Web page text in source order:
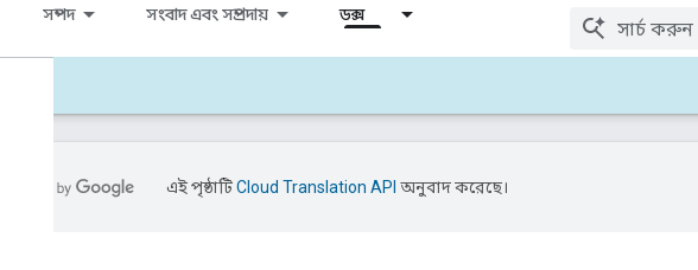
সম্পদ সংবাদ এবং সম্প্রদায় ডক্স
এই পৃষ্ঠাটিCloud Translation API অনুবাদ করেছে।